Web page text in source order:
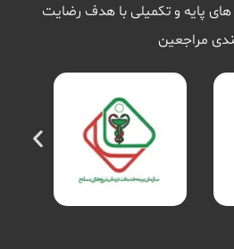
های پایه و تکمیلی با هدف رضایت
مراجعین